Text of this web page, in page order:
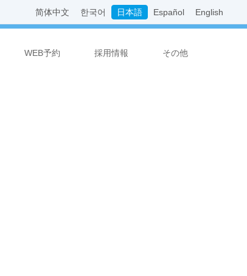
简体中文 한국어 日本語 Español English
WEB予約 採用情報 その他